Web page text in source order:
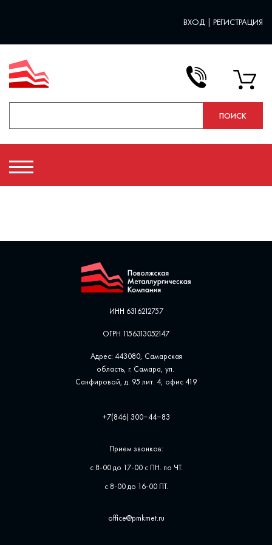
ВХОД | РЕГИСТРАЦИЯ
ИНН 6316212757
ОГРН 1156313052147
Адрес: 443080, Самарская
область, г. Самара, ул. ​
Санфировой, д. 95 лит. 4, офис ​419
+7(846) 300‒44‒83
Прием звонков:
с 8-00 до 17-00 с ПН. по ЧТ.
с 8-00 до 16-00 ПТ.
office@pmkmet.ru